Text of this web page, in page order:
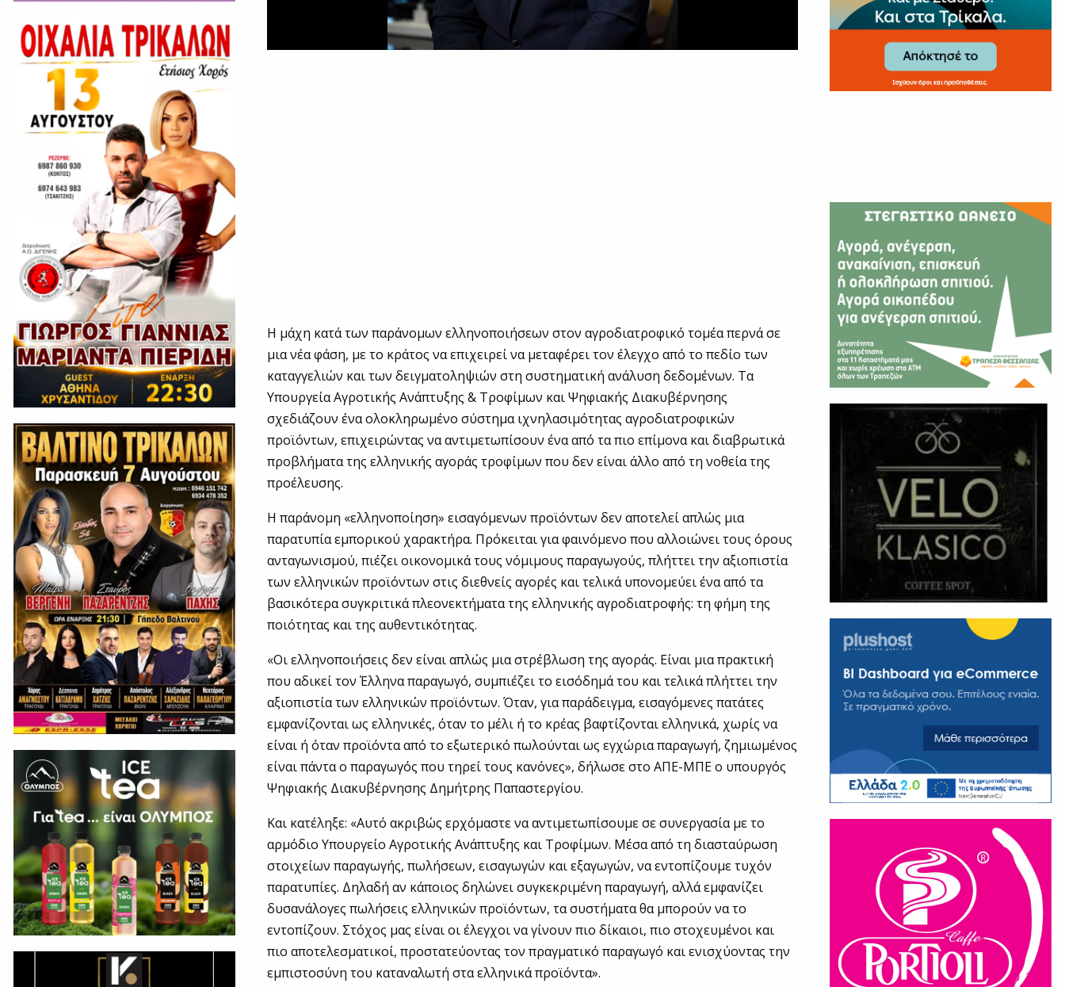
Η μάχη κατά των παράνομων ελληνοποιήσεων στον αγροδιατροφικό τομέα περνά σε
μια νέα φάση, με το κράτος να επιχειρεί να μεταφέρει τον έλεγχο από το πεδίο των
καταγγελιών και των δειγματοληψιών στη συστηματική ανάλυση δεδομένων. Τα
Υπουργεία Αγροτικής Ανάπτυξης & Τροφίμων και Ψηφιακής Διακυβέρνησης
σχεδιάζουν ένα ολοκληρωμένο σύστημα ιχνηλασιμότητας αγροδιατροφικών
προϊόντων, επιχειρώντας να αντιμετωπίσουν ένα από τα πιο επίμονα και διαβρωτικά
προβλήματα της ελληνικής αγοράς τροφίμων που δεν είναι άλλο από τη νοθεία της
προέλευσης.
Η παράνομη «ελληνοποίηση» εισαγόμενων προϊόντων δεν αποτελεί απλώς μια
παρατυπία εμπορικού χαρακτήρα. Πρόκειται για φαινόμενο που αλλοιώνει τους όρους
ανταγωνισμού, πιέζει οικονομικά τους νόμιμους παραγωγούς, πλήττει την αξιοπιστία
των ελληνικών προϊόντων στις διεθνείς αγορές και τελικά υπονομεύει ένα από τα
βασικότερα συγκριτικά πλεονεκτήματα της ελληνικής αγροδιατροφής: τη φήμη της
ποιότητας και της αυθεντικότητας.
«Οι ελληνοποιήσεις δεν είναι απλώς μια στρέβλωση της αγοράς. Είναι μια πρακτική
που αδικεί τον Έλληνα παραγωγό, συμπιέζει το εισόδημά του και τελικά πλήττει την
αξιοπιστία των ελληνικών προϊόντων. Όταν, για παράδειγμα, εισαγόμενες πατάτες
εμφανίζονται ως ελληνικές, όταν το μέλι ή το κρέας βαφτίζονται ελληνικά, χωρίς να
είναι ή όταν προϊόντα από το εξωτερικό πωλούνται ως εγχώρια παραγωγή, ζημιωμένος
είναι πάντα ο παραγωγός που τηρεί τους κανόνες», δήλωσε στο ΑΠΕ-ΜΠΕ ο υπουργός
Ψηφιακής Διακυβέρνησης Δημήτρης Παπαστεργίου.
Και κατέληξε: «Αυτό ακριβώς ερχόμαστε να αντιμετωπίσουμε σε συνεργασία με το
αρμόδιο Υπουργείο Αγροτικής Ανάπτυξης και Τροφίμων. Μέσα από τη διασταύρωση
στοιχείων παραγωγής, πωλήσεων, εισαγωγών και εξαγωγών, να εντοπίζουμε τυχόν
παρατυπίες. Δηλαδή αν κάποιος δηλώνει συγκεκριμένη παραγωγή, αλλά εμφανίζει
δυσανάλογες πωλήσεις ελληνικών προϊόντων, τα συστήματα θα μπορούν να το
εντοπίζουν. Στόχος μας είναι οι έλεγχοι να γίνουν πιο δίκαιοι, πιο στοχευμένοι και
πιο αποτελεσματικοί, προστατεύοντας τον πραγματικό παραγωγό και ενισχύοντας την
εμπιστοσύνη του καταναλωτή στα ελληνικά προϊόντα».